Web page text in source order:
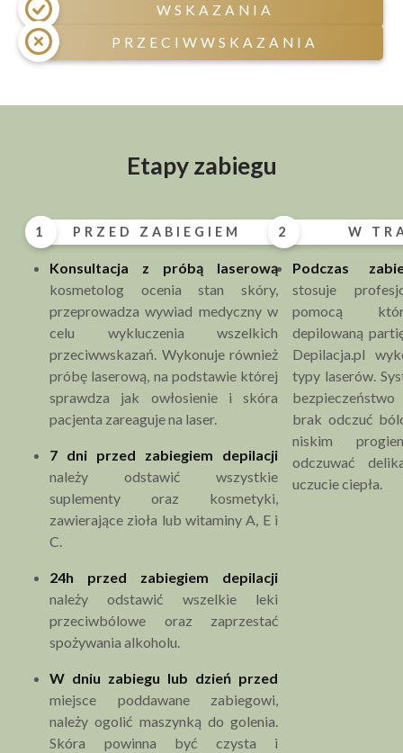
WSKAZANIA
niechciane owłosienie na ciele,
włosków,
nadmierna potliwość,
PRZECIWWSKAZANIA
przyjmowanie niektórych leków sterydowych,
antydepresyjnych, psychotropowych,
antybiotyków,
spożywanie alkoholu (na 24h przed zabiegiem).
Przeciwwskazania bezwzględne stałe:
przewlekłe choroby skóry np. bielactwo,
łuszczyca,
metalowe implanty lub stymulatory serca,
epilepsja,
choroby nowotworowe,
zaburzenia krzepnięcia krwi,
bliznowców.
Etapy zabiegu
PRZED ZABIEGIEM
1
Konsultacja z próbą laserową
kosmetolog ocenia stan skóry,
przeprowadza wywiad medyczny w
celu wykluczenia wszelkich
przeciwwskazań. Wykonuje również
próbę laserową, na podstawie której
sprawdza jak owłosienie i skóra
pacjenta zareaguje na laser.
7 dni przed zabiegiem depilacji
należy odstawić wszystkie
suplementy oraz kosmetyki,
zawierające zioła lub witaminy A, E i
C.
24h przed zabiegiem
depilacji
należy odstawić wszelkie leki
przeciwbólowe oraz zaprzestać
spożywania alkoholu.
W dniu zabiegu lub dzień przed
miejsce poddawane zabiegowi,
należy ogolić maszynką do golenia.
Skóra powinna być czysta i
W
2
Podczas
stosuje
pomocą
depilowaną
Depilacja.pl
typy laserów.
brak odczuć
niskim
odczuwać
uczucie ciepła.